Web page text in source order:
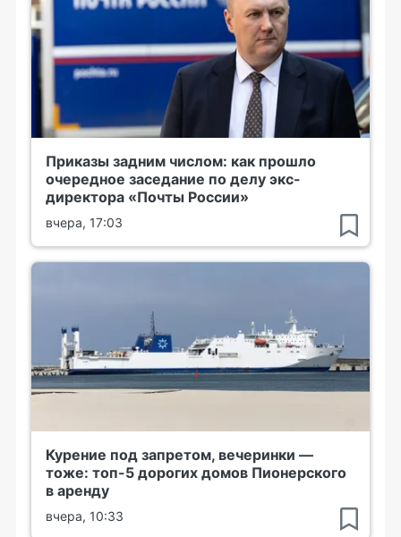
Приказы задним числом: как прошло
очередное заседание по делу экс-
директора «Почты России»
вчера, 17:03
Курение под запретом, вечеринки —
тоже: топ-5 дорогих домов Пионерского
в аренду
вчера, 10:33